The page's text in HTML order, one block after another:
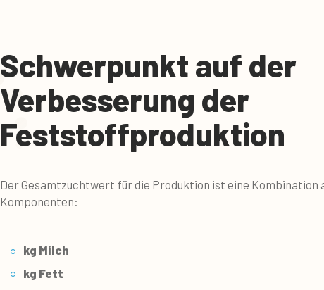
Schwerpunkt auf der
Verbesserung der
Feststoffproduktion
Der Gesamtzuchtwert für die Produktion ist eine Kombination
Komponenten:
kg Milch
kg Fett